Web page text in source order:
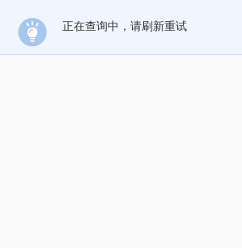
正在查询中，请刷新重试